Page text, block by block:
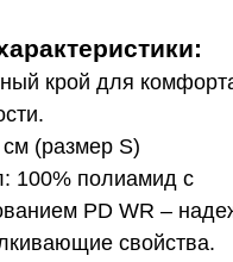
крой для
(размер S)
100% полиамид с
PD WR –
свойства.